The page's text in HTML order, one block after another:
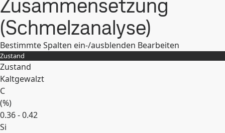
Zusammensetzung
(Schmelzanalyse)
Bestimmte Spalten ein-/ausblenden Bearbeiten
Zustand
Zustand
Kaltgewalzt
C
(%)
0.36 - 0.42
Si